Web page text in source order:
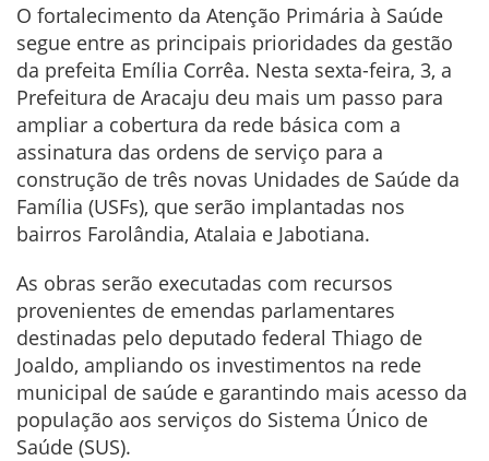
O fortalecimento da Atenção Primária à Saúde
segue entre as principais prioridades da gestão
da prefeita Emília Corrêa. Nesta sexta-feira, 3, a
Prefeitura de Aracaju deu mais um passo para
ampliar a cobertura da rede básica com a
assinatura das ordens de serviço para a
construção de três novas Unidades de Saúde da
Família (USFs), que serão implantadas nos
bairros Farolândia, Atalaia e Jabotiana.
As obras serão executadas com recursos
provenientes de emendas parlamentares
destinadas pelo deputado federal Thiago de
Joaldo, ampliando os investimentos na rede
municipal de saúde e garantindo mais acesso da
população aos serviços do Sistema Único de
Saúde (SUS).